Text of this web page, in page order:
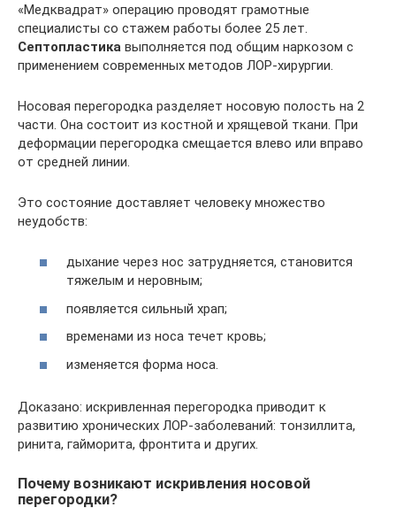
«Медквадрат» операцию проводят грамотные
специалисты со стажем работы более 25 лет.
Септопластика выполняется под общим наркозом с
применением современных методов ЛОР-хирургии.
Носовая перегородка разделяет носовую полость на 2
части. Она состоит из костной и хрящевой ткани. При
деформации перегородка смещается влево или вправо
от средней линии.
Это состояние доставляет человеку множество
неудобств:
дыхание через нос затрудняется, становится
тяжелым и неровным;
появляется сильный храп;
временами из носа течет кровь;
изменяется форма носа.
Доказано: искривленная перегородка приводит к
развитию хронических ЛОР-заболеваний: тонзиллита,
ринита, гайморита, фронтита и других.
Почему возникают искривления носовой
перегородки?